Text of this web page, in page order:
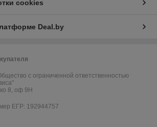
cookies
Deal.by
с ограниченной ответственностью
8, оф 9Н
ЕГР: 192944757